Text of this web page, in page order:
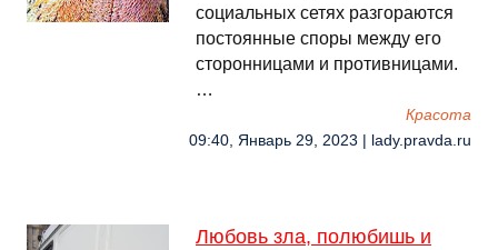
социальных сетях разгораются
постоянные споры между его
сторонницами и противницами.
…
Красота
09:40, Январь 29, 2023 | lady.pravda.ru
Любовь зла, полюбишь и